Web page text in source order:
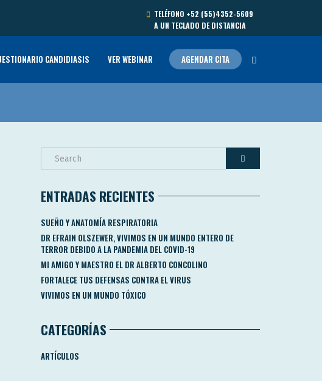
TELÉFONO +52 (55)4352-5609
A UN TECLADO DE DISTANCIA
CANDIDIASIS VER WEBINAR AGENDAR CITA
ENTRADAS RECIENTES
SUEÑO Y ANATOMÍA RESPIRATORIA
DR EFRAIN OLSZEWER, VIVIMOS EN UN MUNDO ENTERO DE
TERROR DEBIDO A LA PANDEMIA DEL COVID-19
MI AMIGO Y MAESTRO EL DR ALBERTO CONCOLINO
FORTALECE TUS DEFENSAS CONTRA EL VIRUS
VIVIMOS EN UN MUNDO TÓXICO
CATEGORÍAS
ARTÍCULOS